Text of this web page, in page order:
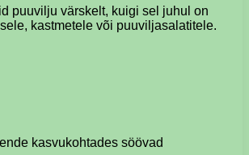
puuvilju värskelt, kuigi sel juhul on
kastmetele või puuviljasalatitele.
kasvukohtades söövad